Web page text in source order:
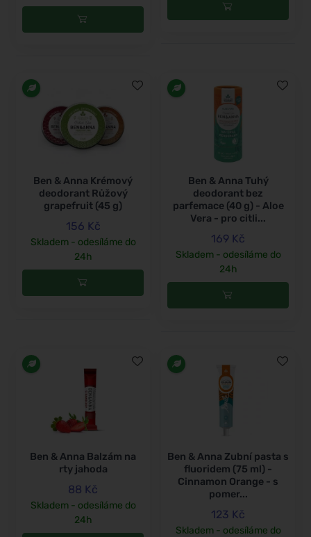
Ben & Anna Krémový
deodorant Růžový
grapefruit (45 g)
156 Kč
Skladem - odesíláme do
24h
Ben & Anna Tuhý
deodorant bez
parfemace (40 g) - Aloe
Vera - pro citli...
169 Kč
Skladem - odesíláme do
24h
Ben & Anna Balzám na
rty jahoda
88 Kč
Skladem - odesíláme do
24h
Ben & Anna Zubní pasta s
fluoridem (75 ml) -
Cinnamon Orange - s
pomer...
123 Kč
Skladem - odesíláme do